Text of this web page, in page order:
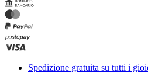
Spedizione gratuita su tutti i